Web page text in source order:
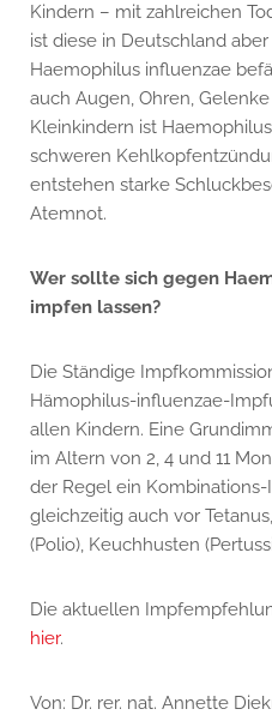
Kindern – mit zahlreichen
ist diese in Deutschland
Haemophilus influenzae
auch Augen, Ohren,
Kleinkindern ist
schweren
entstehen starke
Atemnot.
Wer sollte sich gegen
impfen lassen?
Die Ständige
Hämophilus-influenzae-
allen Kindern. Eine
im Altern von 2, 4 und 11
der Regel ein
gleichzeitig auch vor
(Polio), Keuchhusten
Die aktuellen
hier.
Von: Dr. rer. nat. Annette